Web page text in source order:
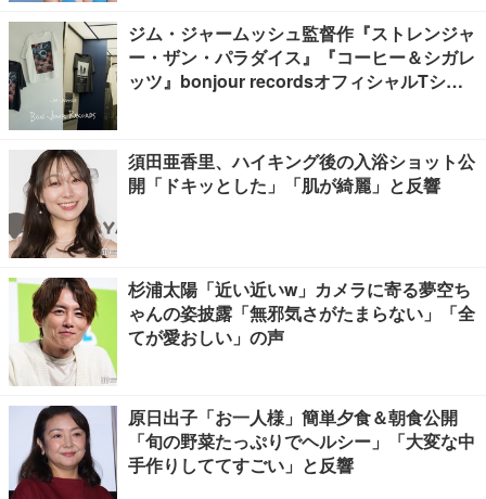
ジム・ジャームッシュ監督作『ストレンジャ
ー・ザン・パラダイス』『コーヒー＆シガレ
ッツ』bonjour recordsオフィシャルTシャ
須田亜香里、ハイキング後の入浴ショット公
開「ドキッとした」「肌が綺麗」と反響
杉浦太陽「近い近いw」カメラに寄る夢空ち
ゃんの姿披露「無邪気さがたまらない」「全
てが愛おしい」の声
原日出子「お一人様」簡単夕食＆朝食公開
「旬の野菜たっぷりでヘルシー」「大変な中
手作りしててすごい」と反響